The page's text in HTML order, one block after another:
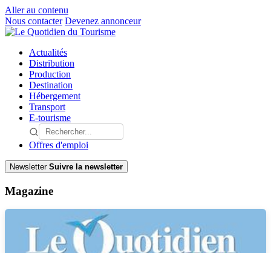
Aller au contenu
Nous contacter Devenez annonceur
Actualités
Distribution
Production
Destination
Hébergement
Transport
E-tourisme
Offres d'emploi
Newsletter Suivre la newsletter
Magazine